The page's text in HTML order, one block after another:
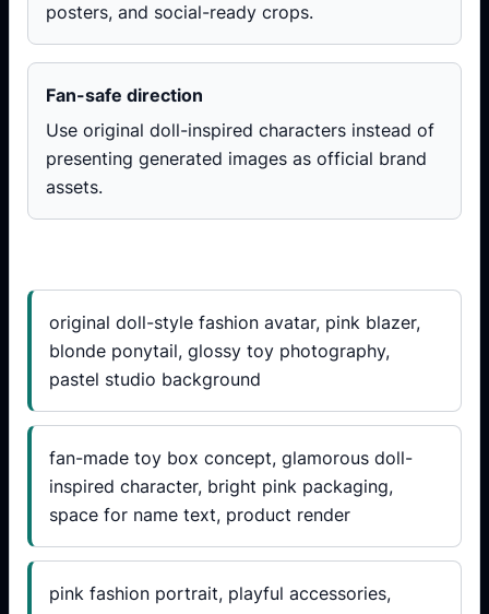
posters, and social-ready crops.
Fan-safe direction
Use original doll-inspired characters instead of
presenting generated images as official brand
assets.
original doll-style fashion avatar, pink blazer,
blonde ponytail, glossy toy photography,
pastel studio background
fan-made toy box concept, glamorous doll-
inspired character, bright pink packaging,
space for name text, product render
pink fashion portrait, playful accessories,